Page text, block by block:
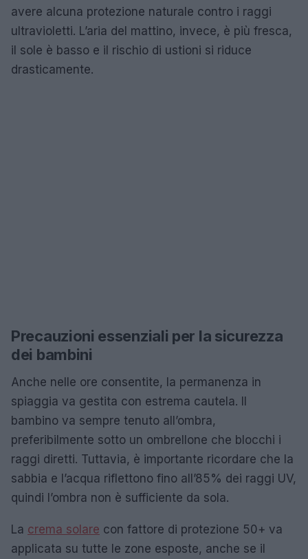
avere alcuna protezione naturale contro i raggi
ultravioletti. L’aria del mattino, invece, è più fresca,
il sole è basso e il rischio di ustioni si riduce
drasticamente.
Precauzioni essenziali per la sicurezza
dei bambini
Anche nelle ore consentite, la permanenza in
spiaggia va gestita con estrema cautela. Il
bambino va sempre tenuto all’ombra,
preferibilmente sotto un ombrellone che blocchi i
raggi diretti. Tuttavia, è importante ricordare che la
sabbia e l’acqua riflettono fino all’85% dei raggi UV,
quindi l’ombra non è sufficiente da sola.
La crema solare con fattore di protezione 50+ va
applicata su tutte le zone esposte, anche se il